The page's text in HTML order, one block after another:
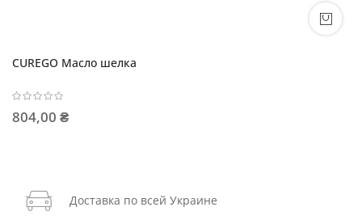
CUREGO Масло шелка
804,00 ₴
Доставка по всей Украине